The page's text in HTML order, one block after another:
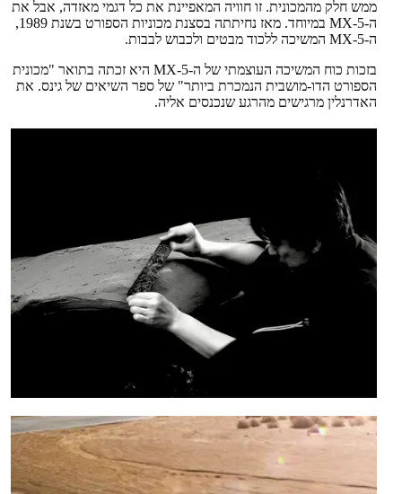
ממש חלק מהמכונית. זו חוויה המאפיינת את כל דגמי מאזדה, אבל את
ה-MX-5 במיוחד. מאז נחיתתה בסצנת מכוניות הספורט בשנת 1989,
בזכות כוח המשיכה העוצמתי של ה-MX-5 היא זכתה בתואר "מכונית
הספורט הדו-מושבית הנמכרת ביותר" של ספר השיאים של גינס. את
האדרנלין מרגישים מהרגע שנכנסים אליה.